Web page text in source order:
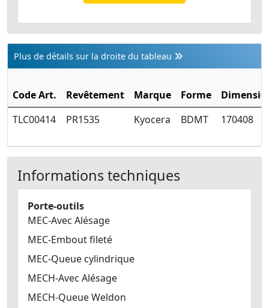
Plus de détails sur la droite du tableau
Code Art. Revêtement Marque Forme
TLC00414
PR1535 Kyocera BDMT 170408
Informations techniques
Porte-outils
MEC-Avec Alésage
MEC-Embout fileté
MEC-Queue cylindrique
MECH-Avec Alésage
MECH-Queue Weldon